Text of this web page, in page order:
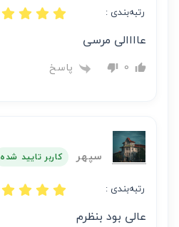
رتبه‌بندی :
عاااالی مرسی
0 پاسخ
سپهر کاربر تایید شده
رتبه‌بندی :
عالی بود بنظرم